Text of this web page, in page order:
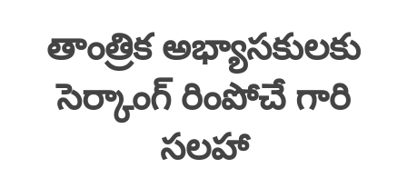
తాంత్రిక అభ్యాసకులకు
సెర్కాంగ్ రింపోచే గారి
సలహా